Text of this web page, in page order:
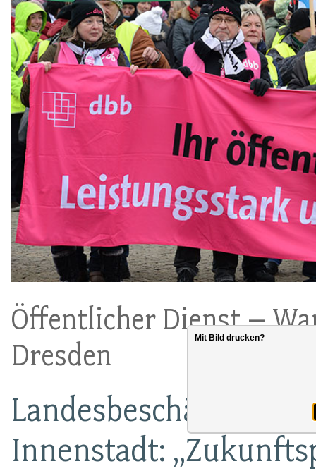
Öffentlicher Dienst –
Dresden
Landesbeschäftigte
Innenstadt:
Mit Bild drucken?